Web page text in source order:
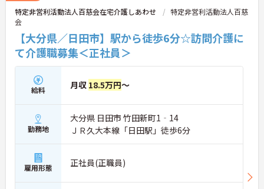
特定非営利活動法人百慈会在宅介護しあわせ
特定非営利活動法人百慈
会
【大分県／日田市】駅から徒歩6分☆訪問介護に
て介護職募集＜正社員＞
給料 月収 18.5万円～
勤務地
大分県 日田市 竹田新町1‐14
ＪＲ久大本線「日田駅」徒歩6分
雇用形態 正社員(正職員)